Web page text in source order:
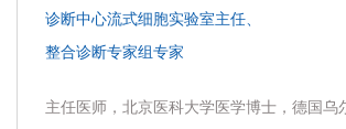
诊断中心流式细胞实验室主任、
整合诊断专家组专家
主任医师，北京医科大学医学博士，德国乌